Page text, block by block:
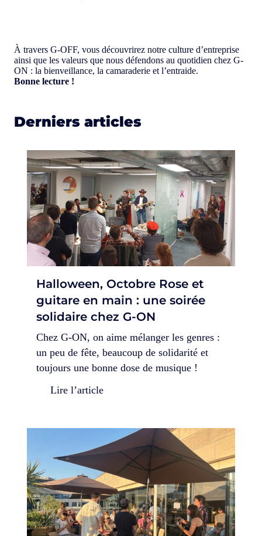
À travers G-OFF, vous découvrirez notre culture d’entreprise
ainsi que les valeurs que nous défendons au quotidien chez G-
ON : la bienveillance, la camaraderie et l’entraide.
Bonne lecture !
Derniers articles
Halloween, Octobre Rose et
guitare en main : une soirée
solidaire chez G-ON
Chez G-ON, on aime mélanger les genres :
un peu de fête, beaucoup de solidarité et
toujours une bonne dose de musique !
Lire l’article